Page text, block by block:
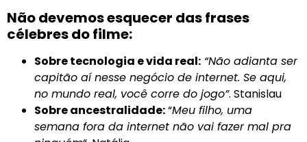
Não devemos esquecer das frases
célebres do filme:
Sobre tecnologia e vida real: “Não adianta ser
capitão aí nesse negócio de internet. Se aqui,
no mundo real, você corre do jogo”. Stanislau
Sobre ancestralidade:“Meu filho, uma
semana fora da internet não vai fazer mal pra